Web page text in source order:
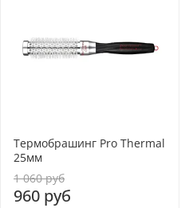
Термобрашинг Pro Thermal
25мм
1 060 руб
960 руб